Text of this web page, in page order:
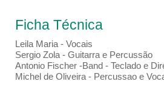
Ficha Técnica
Leila Maria - Vocais
Sergio Zola - Guitarra e Percussão
Antonio Fischer -Band - Teclado e
Michel de Oliveira - Percussao e